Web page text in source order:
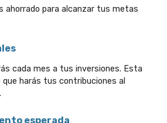
ahorrado para alcanzar tus metas
cada mes a tus inversiones. Esta
harás tus contribuciones al
esperada